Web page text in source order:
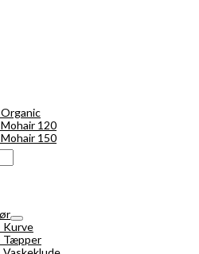
120
150
Kurve
Tæpper